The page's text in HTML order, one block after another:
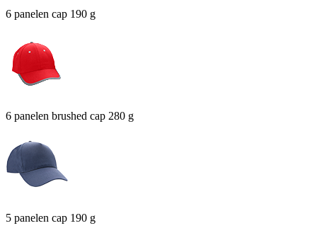
6 panelen cap 190 g
6 panelen brushed cap 280 g
5 panelen cap 190 g